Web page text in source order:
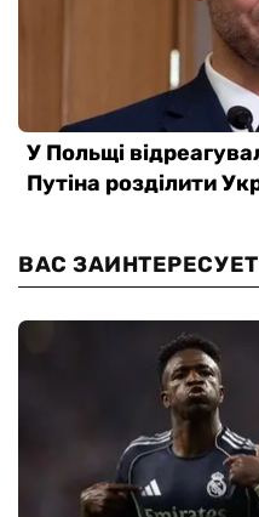
ВАС ЗАИНТЕРЕСУЕТ